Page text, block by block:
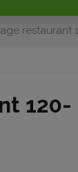
restaurant
120-